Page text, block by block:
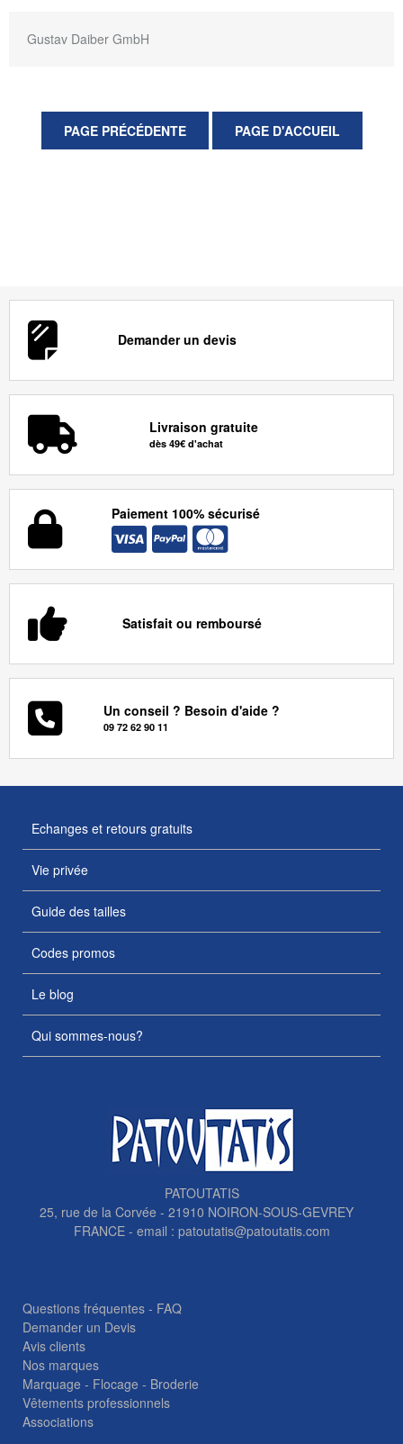
Gustav Daiber GmbH
Demander un devis
Livraison gratuite
dès 49€ d'achat
Paiement 100% sécurisé
Satisfait ou remboursé
Un conseil ? Besoin d'aide ?
09 72 62 90 11
Echanges et retours gratuits
Vie privée
Guide des tailles
Codes promos
Le blog
Qui sommes-nous?
PATOUTATIS
25, rue de la Corvée - 21910 NOIRON-SOUS-GEVREY
FRANCE - email : patoutatis@patoutatis.com
Questions fréquentes - FAQ
Demander un Devis
Avis clients
Nos marques
Marquage - Flocage - Broderie
Vêtements professionnels
Associations